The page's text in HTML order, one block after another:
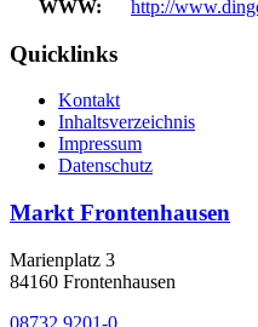
WWW:
http://
Quicklinks
Kontakt
Inhaltsverzeichnis
Impressum
Datenschutz
Markt Frontenhausen
Marienplatz 3
84160 Frontenhausen
08732 9201-0